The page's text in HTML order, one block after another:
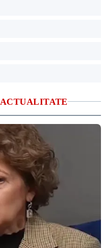
ACTUALITATE